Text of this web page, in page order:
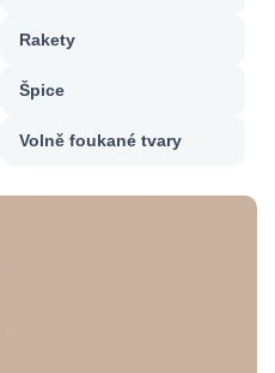
Rakety
Špice
Volně foukané tvary